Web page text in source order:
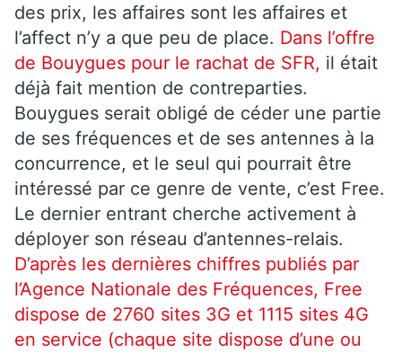
des prix, les affaires sont les affaires et
l’affect n’y a que peu de place. Dans l’offre
de Bouygues pour le rachat de SFR, il était
déjà fait mention de contreparties.
Bouygues serait obligé de céder une partie
de ses fréquences et de ses antennes à la
concurrence, et le seul qui pourrait être
intéressé par ce genre de vente, c’est Free.
Le dernier entrant cherche activement à
déployer son réseau d’antennes-relais.
D’après les dernières chiffres publiés par
l’Agence Nationale des Fréquences, Free
dispose de 2760 sites 3G et 1115 sites 4G
en service (chaque site dispose d’une ou